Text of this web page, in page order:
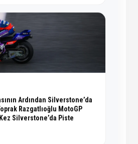
Ardından Silverstone’da
Razgatlıoğlu MotoGP
Silverstone’da Piste